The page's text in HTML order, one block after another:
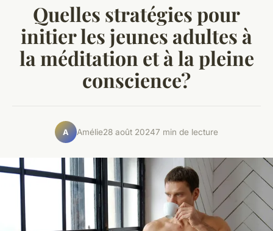
Quelles stratégies pour
initier les jeunes adultes à
la méditation et à la pleine
conscience?
A Amélie28 août 20247 min de lecture